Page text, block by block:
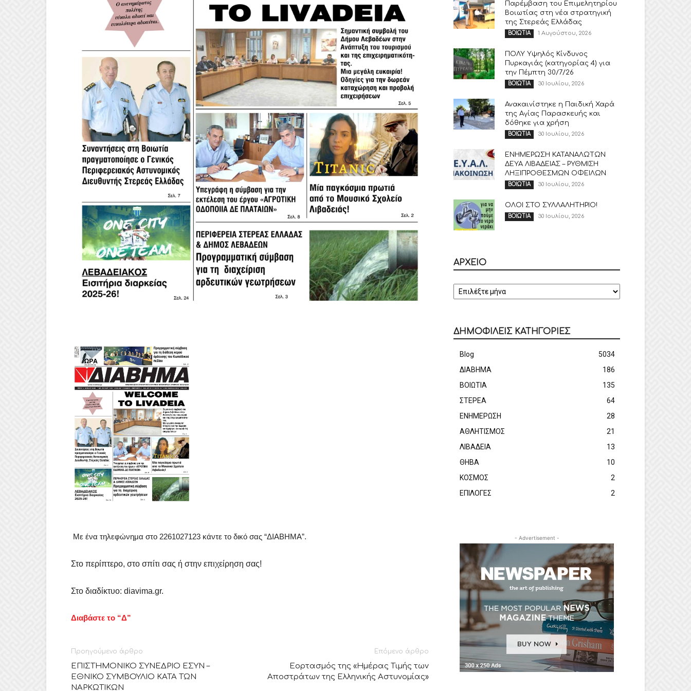
Με ένα τηλεφώνημα στο 2261027123 κάντε το δικό σας “ΔΙΑΒΗΜΑ”.
Στο περίπτερο, στο σπίτι σας ή στην επιχείρηση σας!
Στο διαδίκτυο: diavima.gr.
Διαβάστε το “Δ”
Προηγούμενο άρθρο
ΕΠΙΣΤΗΜΟΝΙΚΟ ΣΥΝΕΔΡΙΟ ΕΣΥΝ –
ΕΘΝΙΚΟ ΣΥΜΒΟΥΛΙΟ ΚΑΤΑ ΤΩΝ
ΝΑΡΚΩΤΙΚΩΝ
Επόμενο άρθρο
Εορτασμός της «Ημέρας Τιμής των
Αποστράτων της Ελληνικής Αστυνομίας»
Παρέμβαση του Επιμελητηρίου
Βοιωτίας στη νέα στρατηγική
της Στερεάς Ελλάδας
ΒΟΙΩΤΙΑ 1 Αυγούστου, 2026
ΠΟΛΥ Υψηλός Κίνδυνος
Πυρκαγιάς (κατηγορίας 4) για
την Πέμπτη 30/7/26
ΒΟΙΩΤΙΑ 30 Ιουλίου, 2026
Ανακαινίστηκε η Παιδική Χαρά
της Αγίας Παρασκευής και
δόθηκε για χρήση
ΒΟΙΩΤΙΑ 30 Ιουλίου, 2026
ΕΝΗΜΕΡΩΣΗ ΚΑΤΑΝΑΛΩΤΩΝ
ΔΕΥΑ ΛΙΒΑΔΕΙΑΣ – ΡΥΘΜΙΣΗ
ΛΗΞΙΠΡΟΘΕΣΜΩΝ ΟΦΕΙΛΩΝ
ΒΟΙΩΤΙΑ 30 Ιουλίου, 2026
ΟΛΟΙ ΣΤΟ ΣΥΛΛΑΛΗΤΗΡΙΟ!
ΒΟΙΩΤΙΑ 30 Ιουλίου, 2026
ΑΡΧΕΙΟ
ΔΗΜΟΦΙΛΕΙΣ ΚΑΤΗΓΟΡΙΕΣ
Blog
5034
ΔΙΑΒΗΜΑ
186
ΒΟΙΩΤΙΑ
135
ΣΤΕΡΕΑ
64
ΕΝΗΜΕΡΩΣΗ
28
ΑΘΛΗΤΙΣΜΟΣ
21
ΛΙΒΑΔΕΙΑ
13
ΘΗΒΑ
10
ΚΟΣΜΟΣ
2
ΕΠΙΛΟΓΕΣ
2
- Advertisement -